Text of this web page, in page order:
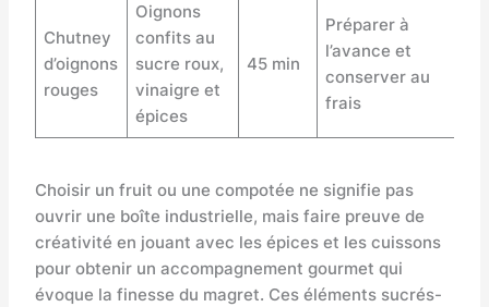
Chutney
d’oignons
rouges
Oignons
confits au
sucre roux,
vinaigre et
épices
45 min
Préparer à
l’avance et
conserver au
frais
Choisir un fruit ou une compotée ne signifie pas
ouvrir une boîte industrielle, mais faire preuve de
créativité en jouant avec les épices et les cuissons
pour obtenir un accompagnement gourmet qui
évoque la finesse du magret. Ces éléments sucrés-